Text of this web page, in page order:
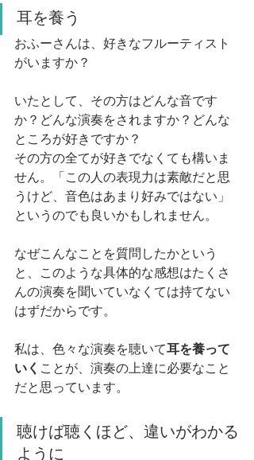
耳を養う
おふーさんは、好きなフルーティスト
がいますか？
いたとして、その方はどんな音です
か？どんな演奏をされますか？どんな
ところが好きですか？
その方の全てが好きでなくても構いま
せん。「この人の表現力は素敵だと思
うけど、音色はあまり好みではない」
というのでも良いかもしれません。
なぜこんなことを質問したかという
と、このような具体的な感想はたくさ
んの演奏を聞いていなくては持てない
はずだからです。
私は、色々な演奏を聴いて耳を養って
いく ことが、演奏の上達に必要なこと
だと思っています。
聴けば聴くほど、違いがわかる
ように